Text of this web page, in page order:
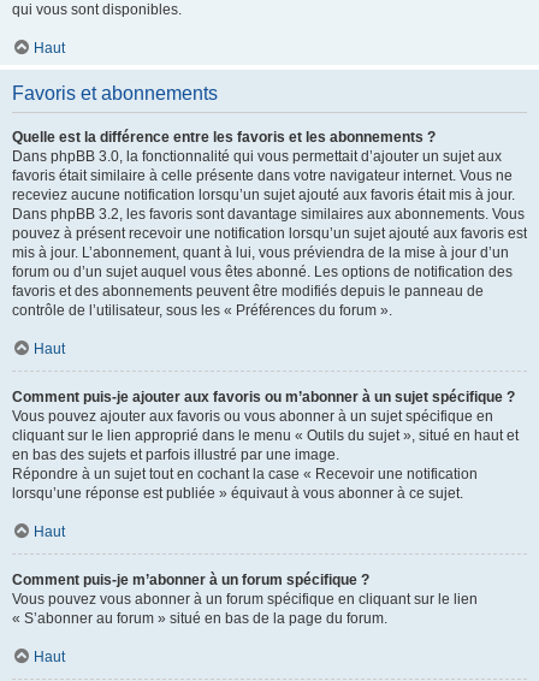
qui vous sont disponibles.
Haut
Favoris et abonnements
Quelle est la différence entre les favoris et les abonnements ?
Dans phpBB 3.0, la fonctionnalité qui vous permettait d’ajouter un sujet aux
favoris était similaire à celle présente dans votre navigateur internet. Vous ne
receviez aucune notification lorsqu’un sujet ajouté aux favoris était mis à jour.
Dans phpBB 3.2, les favoris sont davantage similaires aux abonnements. Vous
pouvez à présent recevoir une notification lorsqu’un sujet ajouté aux favoris est
mis à jour. L’abonnement, quant à lui, vous préviendra de la mise à jour d’un
forum ou d’un sujet auquel vous êtes abonné. Les options de notification des
favoris et des abonnements peuvent être modifiés depuis le panneau de
contrôle de l’utilisateur, sous les « Préférences du forum ».
Haut
Comment puis-je ajouter aux favoris ou m’abonner à un sujet spécifique ?
Vous pouvez ajouter aux favoris ou vous abonner à un sujet spécifique en
cliquant sur le lien approprié dans le menu « Outils du sujet », situé en haut et
en bas des sujets et parfois illustré par une image.
Répondre à un sujet tout en cochant la case « Recevoir une notification
lorsqu’une réponse est publiée » équivaut à vous abonner à ce sujet.
Haut
Comment puis-je m’abonner à un forum spécifique ?
Vous pouvez vous abonner à un forum spécifique en cliquant sur le lien
« S’abonner au forum » situé en bas de la page du forum.
Haut